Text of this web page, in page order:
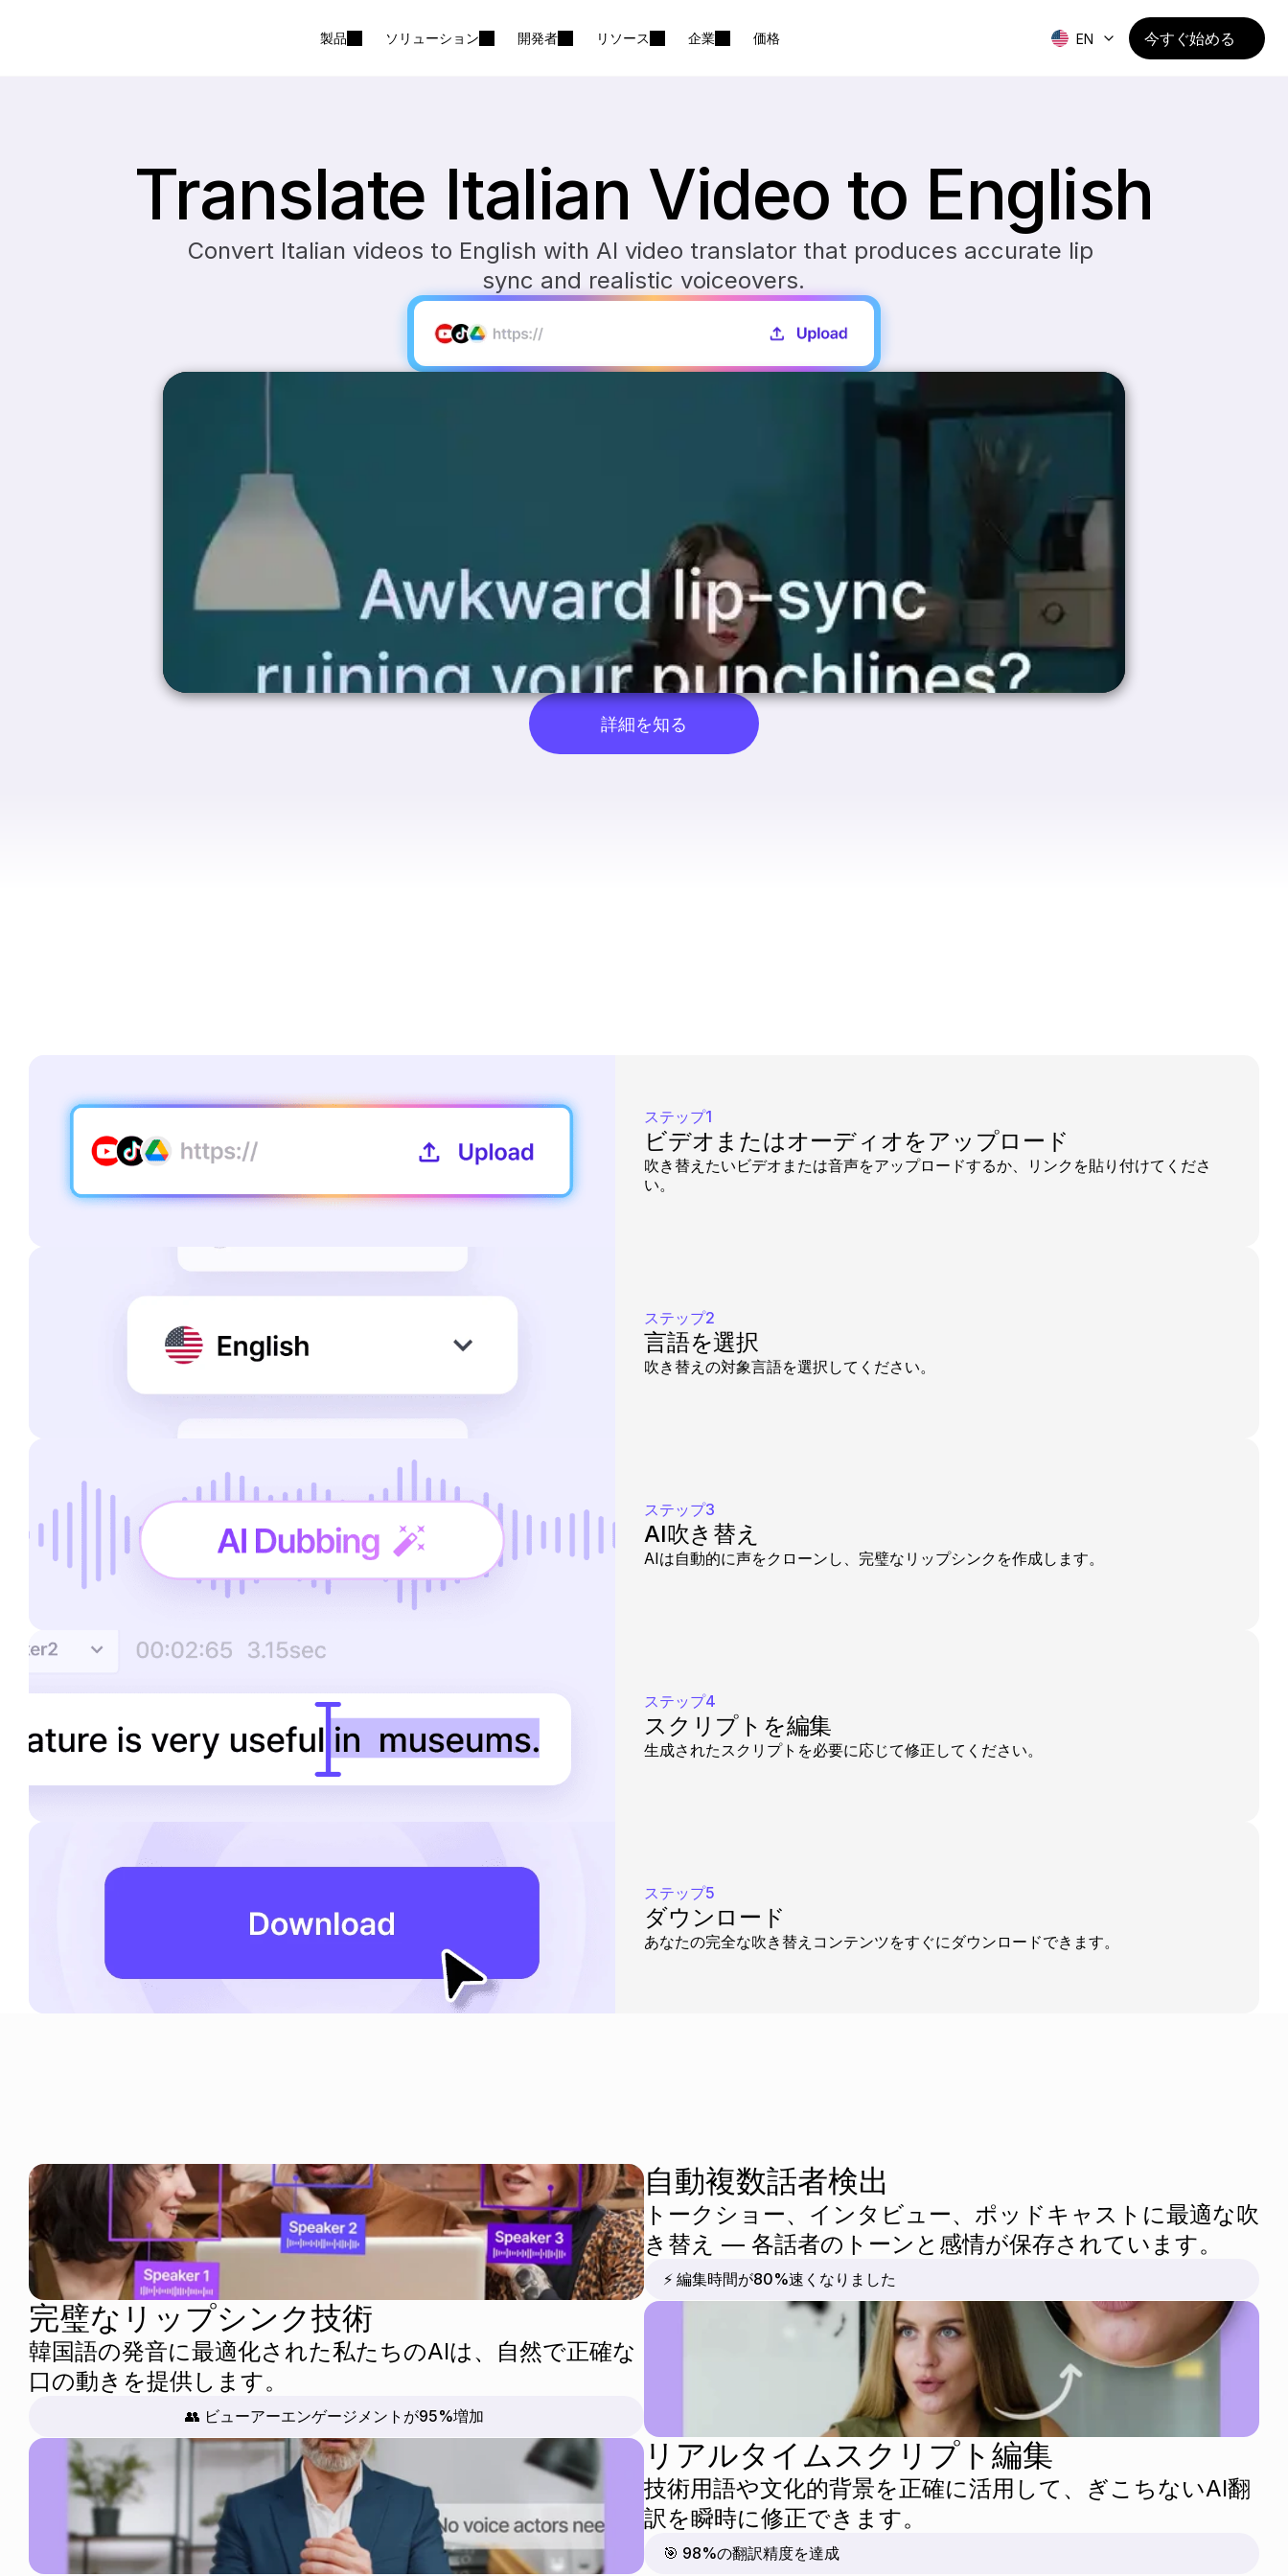
製品 ソリューション 開発者 リソース 企業 価格 EN 今すぐ始める
Translate Italian Video to English
Convert Italian videos to English with AI video translator that produces accurate lip
sync and realistic voiceovers.
詳細を知る
ステップ1
ビデオまたはオーディオをアップロード
吹き替えたいビデオまたは音声をアップロードするか、リンクを貼り付けてくださ
い。
ステップ2
言語を選択
吹き替えの対象言語を選択してください。
ステップ3
AI吹き替え
AIは自動的に声をクローンし、完璧なリップシンクを作成します。
ステップ4
スクリプトを編集
生成されたスクリプトを必要に応じて修正してください。
ステップ5
ダウンロード
あなたの完全な吹き替えコンテンツをすぐにダウンロードできます。
自動複数話者検出
トークショー、インタビュー、ポッドキャストに最適な吹
き替え — 各話者のトーンと感情が保存されています。
⚡ 編集時間が80%速くなりました
完璧なリップシンク技術
韓国語の発音に最適化された私たちのAIは、自然で正確な
口の動きを提供します。
👥 ビューアーエンゲージメントが95%増加
リアルタイムスクリプト編集
技術用語や文化的背景を正確に活用して、ぎこちないAI翻
訳を瞬時に修正できます。
🎯 98%の翻訳精度を達成